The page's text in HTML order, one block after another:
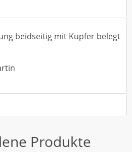
beidseitig mit Kupfer belegt
Produkte